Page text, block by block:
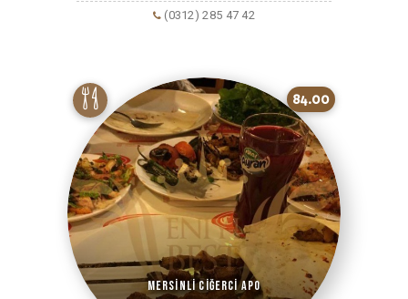
(0312) 285 47 42
84.00
Mersinli Ciğerci Apo